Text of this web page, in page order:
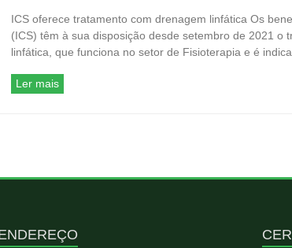
ICS oferece tratamento com drenagem linfática Os
(ICS) têm à sua disposição desde setembro de 2021 o
linfática, que funciona no setor de Fisioterapia e é
Ler mais